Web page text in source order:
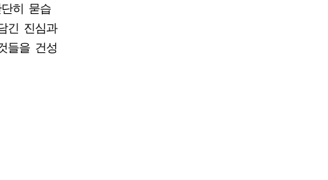
히 묻습
긴 진심과
들을 건성